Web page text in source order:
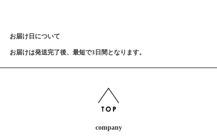
お届け日について
お届けは発送完了後、最短で3日間となります。
company